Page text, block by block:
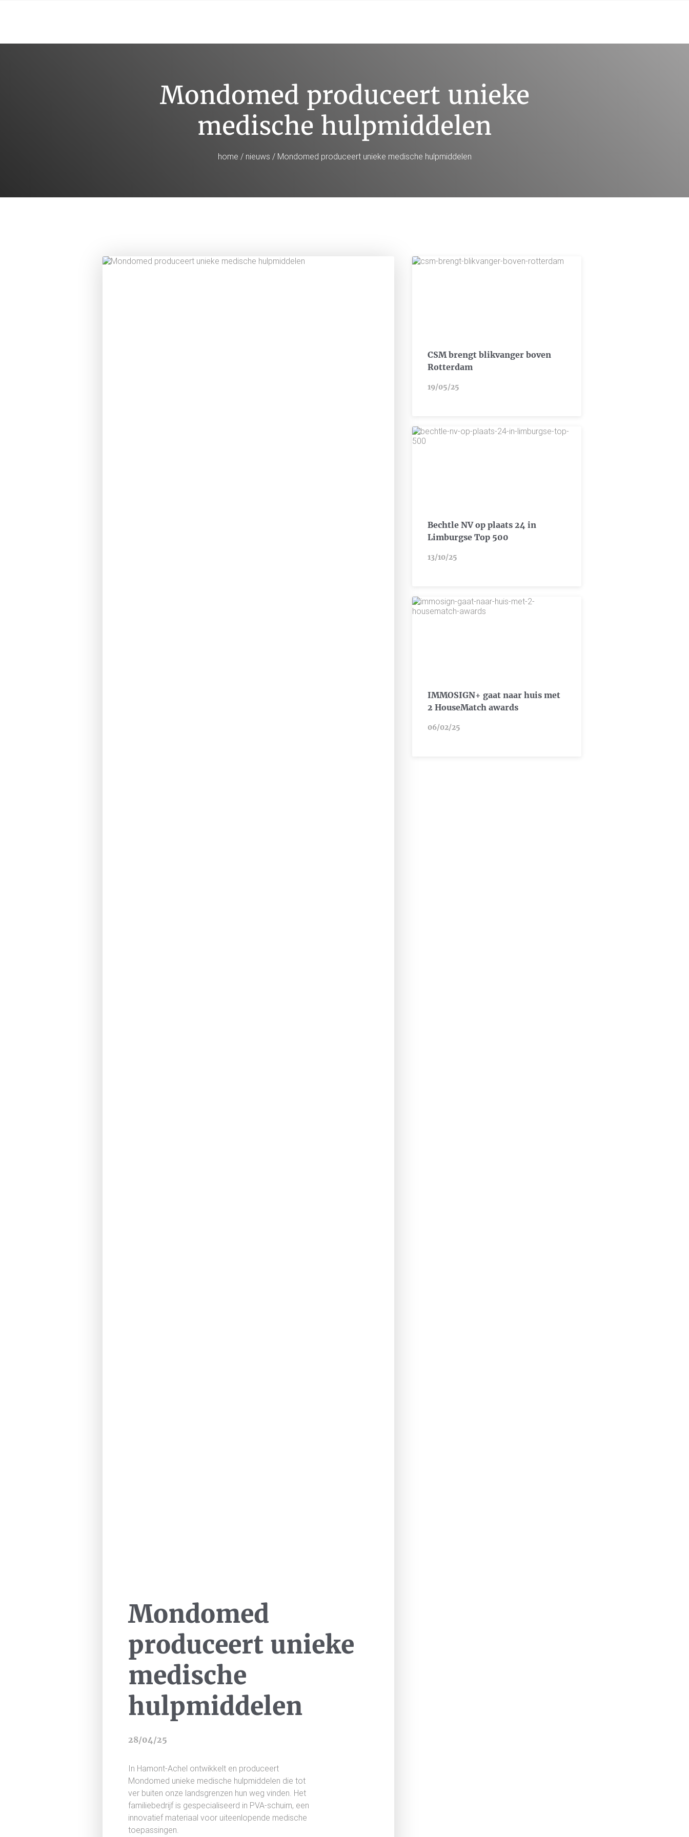
Mondomed produceert unieke
medische hulpmiddelen
home / nieuws / Mondomed produceert unieke medische hulpmiddelen
Mondomed
produceert unieke
medische
hulpmiddelen
28/04/25
In Hamont-Achel ontwikkelt en produceert
Mondomed unieke medische hulpmiddelen die tot
ver buiten onze landsgrenzen hun weg vinden. Het
familiebedrijf is gespecialiseerd in PVA-schuim, een
innovatief materiaal voor uiteenlopende medische
toepassingen.
CSM brengt blikvanger boven
Rotterdam
19/05/25
Bechtle NV op plaats 24 in
Limburgse Top 500
13/10/25
IMMOSIGN+ gaat naar huis met
2 HouseMatch awards
06/02/25